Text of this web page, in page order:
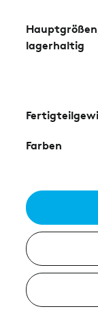
lagerhaltig
Farben